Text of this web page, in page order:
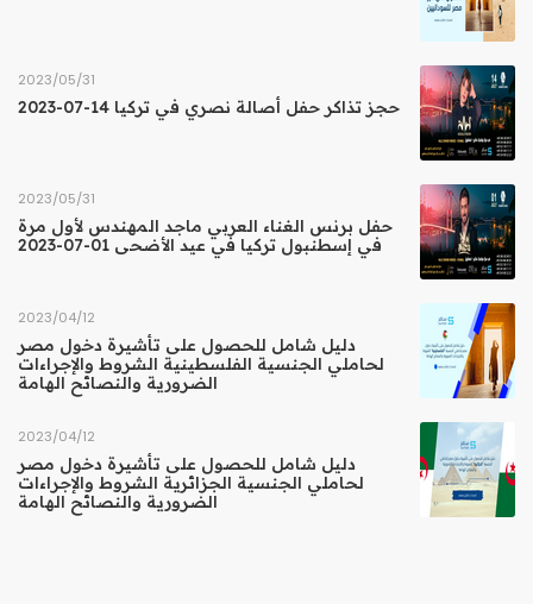
31‏/05‏/2023
حجز تذاكر حفل أصالة نصري في تركيا 14-07-2023
31‏/05‏/2023
حفل برنس الغناء العربي ماجد المهندس لأول مرة
في إسطنبول تركيا في عيد الأضحى 01-07-2023
12‏/04‏/2023
دليل شامل للحصول على تأشيرة دخول مصر
لحاملي الجنسية الفلسطينية الشروط والإجراءات
الضرورية والنصائح الهامة
12‏/04‏/2023
دليل شامل للحصول على تأشيرة دخول مصر
لحاملي الجنسية الجزائرية الشروط والإجراءات
الضرورية والنصائح الهامة